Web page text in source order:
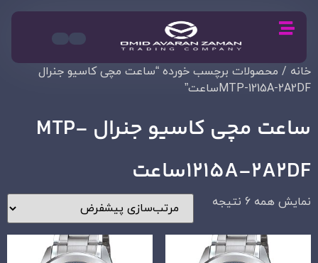
خانه / محصولات برچسب خورده “ساعت مچی کاسیو جنرال
MTP-1215A-2A2DFساعت”
ساعت مچی کاسیو جنرال MTP-
1215A-2A2DFساعت
نمایش همه 6 نتیجه